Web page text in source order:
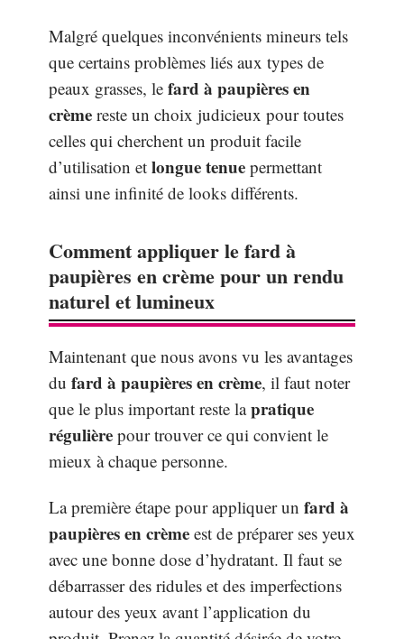
Malgré quelques inconvénients mineurs tels
que certains problèmes liés aux types de
peaux grasses, le fard à paupières en
crème reste un choix judicieux pour toutes
celles qui cherchent un produit facile
d’utilisation et longue tenue permettant
ainsi une infinité de looks différents.
Comment appliquer le fard à
paupières en crème pour un rendu
naturel et lumineux
Maintenant que nous avons vu les avantages
du fard à paupières en crème, il faut noter
que le plus important reste lapratique
régulière pour trouver ce qui convient le
mieux à chaque personne.
La première étape pour appliquer un fard à
paupières en crème est de préparer ses yeux
avec une bonne dose d’hydratant. Il faut se
débarrasser des ridules et des imperfections
autour des yeux avant l’application du